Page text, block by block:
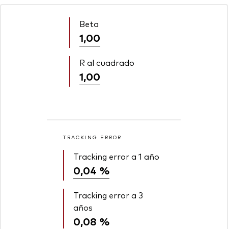
Beta
1,00
R al cuadrado
1,00
TRACKING ERROR
Tracking error a 1 año
0,04 %
Tracking error a 3
años
0,08 %